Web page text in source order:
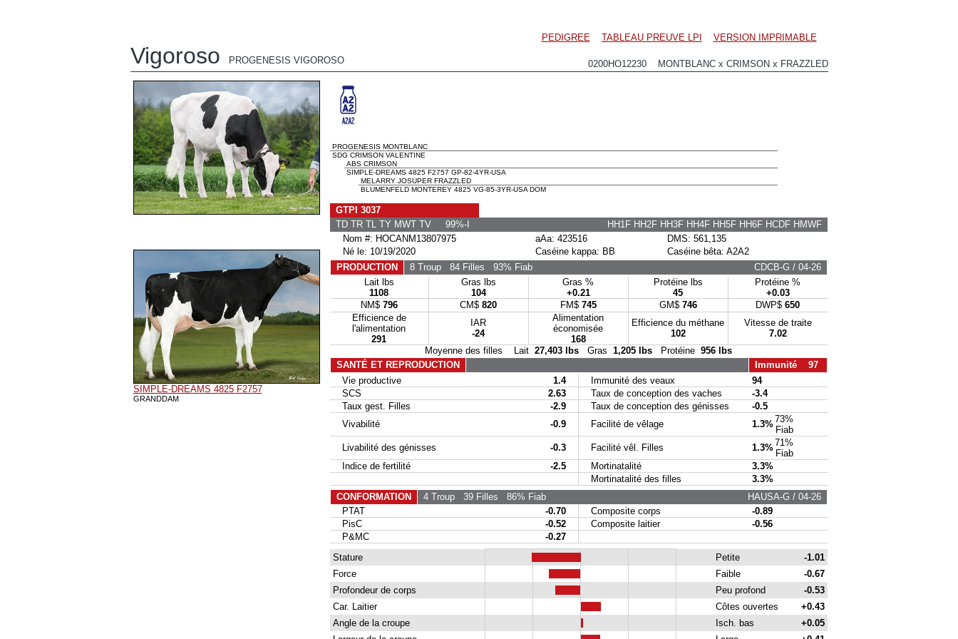
PEDIGREE TABLEAU PREUVE LPI VERSION IMPRIMABLE
Vigoroso PROGENESIS VIGOROSO 0200HO12230 MONTBLANC x CRIMSON x FRAZZLED
SIMPLE-DREAMS 4825 F2757
GRANDDAM
PROGENESIS MONTBLANC
SDG CRIMSON VALENTINE
ABS CRIMSON
SIMPLE-DREAMS 4825 F2757 GP-82-4YR-USA
MELARRY JOSUPER FRAZZLED
BLUMENFELD MONTEREY 4825 VG-85-3YR-USA DOM
GTPI 3037
TD TR TL TY MWT TV 99%-I
HH1F HH2F HH3F HH4F HH5F HH6F HCDF HMWF
Nom #: HOCANM13807975
aAa: 423516
DMS: 561,135
Né le: 10/19/2020
Caséine kappa: BB
Caséine bêta: A2A2
PRODUCTION
8 Troup84 Filles 93% Fiab
CDCB-G / 04-26
Lait lbs
1108
Gras lbs
104
Gras %
+0.21
Protéine lbs
45
Protéine %
+0.03
NM$ 796 CM$ 820 FM$ 745 GM$ 746 DWP$ 650
Efficience de
l'alimentation
291
IAR
-24
Alimentation
économisée
168
Efficience du méthane
102
Vitesse de traite
7.02
Moyenne des filles Lait 27,403 lbs Gras 1,205 lbs Protéine 956 lbs
SANTÉ ET REPRODUCTION
Immunité 97
Vie productive
1.4 Immunité des veaux
94
SCS
2.63 Taux de conception des vaches
-3.4
Taux gest. Filles
-2.9 Taux de conception des génisses
-0.5
Vivabilité
-0.9 Facilité de vêlage 1.3%73%
Fiab
Livabilité des génisses
-0.3 Facilité vêl. Filles 1.3%71%
Fiab
Indice de fertilité
-2.5 Mortinatalité
3.3%
Mortinatalité des filles
3.3%
CONFORMATION
4 Troup39 Filles 86% Fiab
HAUSA-G / 04-26
PTAT
-0.70 Composite corps
-0.89
PisC
-0.52 Composite laitier
-0.56
P&MC
-0.27
Stature
Petite
-1.01
Force
Faible
-0.67
Profondeur de corps
Peu profond
-0.53
Car. Laitier
Côtes ouvertes
+0.43
Angle de la croupe
Isch. bas
+0.05